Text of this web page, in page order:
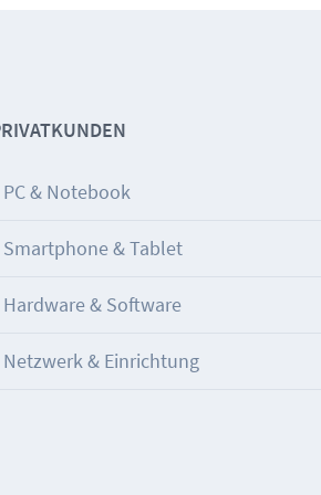
PC & Notebook
Smartphone & Tablet
Hardware & Software
Netzwerk & Einrichtung